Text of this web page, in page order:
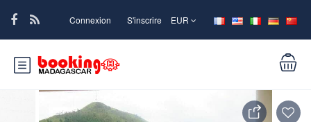
Connexion S'inscrire EUR